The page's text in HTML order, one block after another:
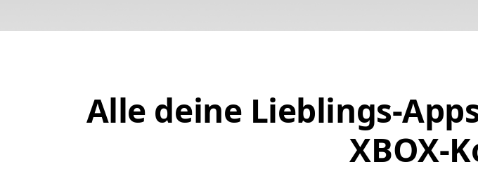
Alle deine Lieblings-
XBOX-